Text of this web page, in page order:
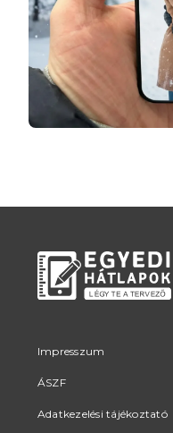
Impresszum
ÁSZF
Adatkezelési tájékoztató